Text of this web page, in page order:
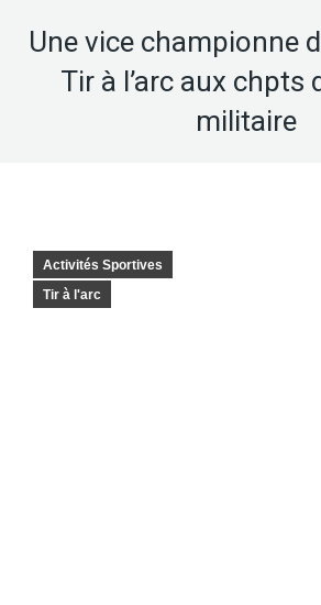
Une vice championne
Tir à l’arc aux chpts
militaire
Activités Sportives
Tir à l'arc